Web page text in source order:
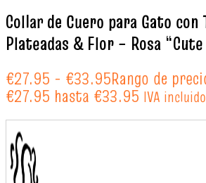
Collar de Cuero para Gato con
Plateadas & Flor – Rosa
€27.95 - €33.95Rango de
€27.95 hasta €33.95 IVA incluido